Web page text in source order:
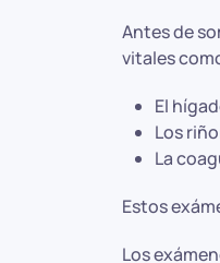
Antes de
vitales
El
Los
La
Estos
Los